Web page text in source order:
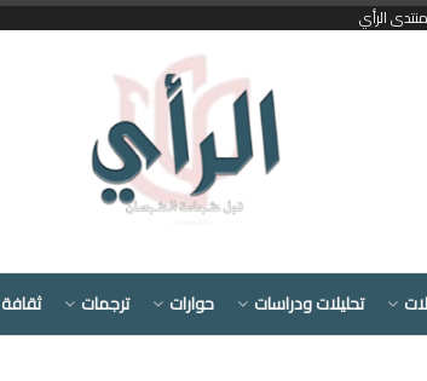
منتدى الرأي
تحليلات ودراسات حوارات ترجمات